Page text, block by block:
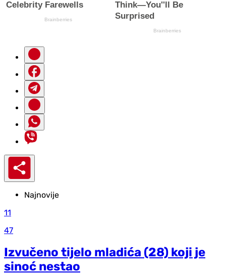
Najnovije
11
47
Izvučeno tijelo mladića (28) koji je
sinoć nestao